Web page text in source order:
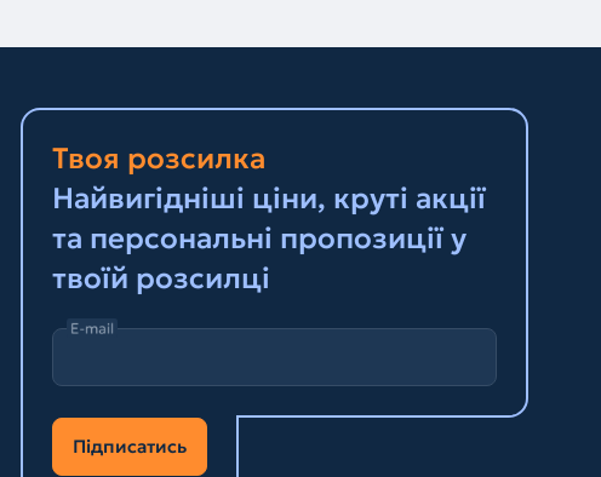
Твоя розсилка
Найвигідніші ціни, круті акції
та персональні пропозиції у
твоїй розсилці
E-mail
Підписатись